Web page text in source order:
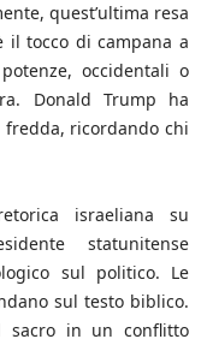
quest’ultima resa
il tocco di campana a
occidentali o
Donald Trump ha
ricordando chi
israeliana su
statunitense
sul politico. Le
sul testo biblico.
sacro in un conflitto